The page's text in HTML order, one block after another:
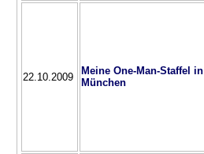
22.10.2009
Meine One-Man-Staffel in
München